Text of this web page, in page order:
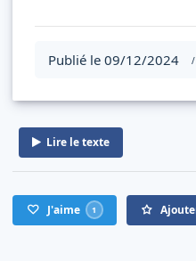
Publié le 09/12/2024 /
Lire le texte
J'aime 1